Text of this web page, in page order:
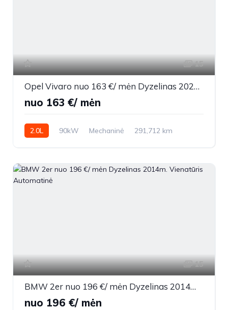
15
Opel Vivaro nuo 163 €/ mėn Dyzelinas 2021m. Other Mechaninė
nuo 163 €/ mėn
2.0L 90kW Mechaninė
291,712 km
15
BMW 2er nuo 196 €/ mėn Dyzelinas 2014m. Vienatūris Automatinė
nuo 196 €/ mėn